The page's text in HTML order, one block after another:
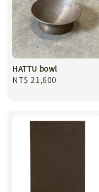
HATTU bowl
Regular
NT$ 21,600